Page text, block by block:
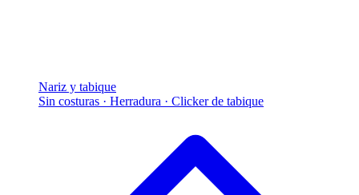
Nariz y tabique
Sin costuras · Herradura · Clicker de tabique